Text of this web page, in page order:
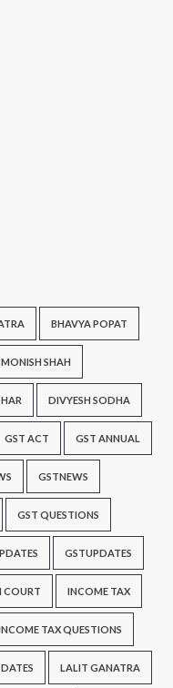
BHAVYA POPAT
SHAH
DIVYESH SODHA
GST ACT GST ANNUAL
GSTNEWS
GST QUESTIONS
GSTUPDATES
COURT INCOME TAX
TAX QUESTIONS
LALIT GANATRA